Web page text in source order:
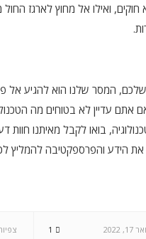
ואילו אל מחוץ לארגז החול
המסר שלנו הוא להגיע
אתם עדיין לא בטוחים מה
בואו לקבל מאיתנו
את הידע והפרספקטיבה להמליץ
17, 2022 צפיות: